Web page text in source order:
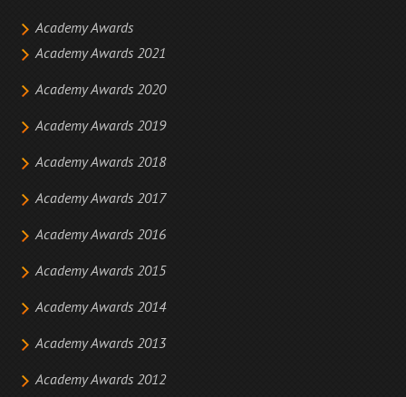
Academy Awards
Academy Awards 2021
Academy Awards 2020
Academy Awards 2019
Academy Awards 2018
Academy Awards 2017
Academy Awards 2016
Academy Awards 2015
Academy Awards 2014
Academy Awards 2013
Academy Awards 2012